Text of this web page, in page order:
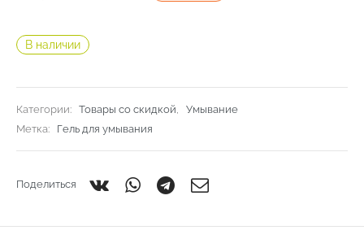
составляла
153,00 ₽.
В наличии
Категории: Товары со скидкой,
Умывание
Метка:
Гель для умывания
Поделиться